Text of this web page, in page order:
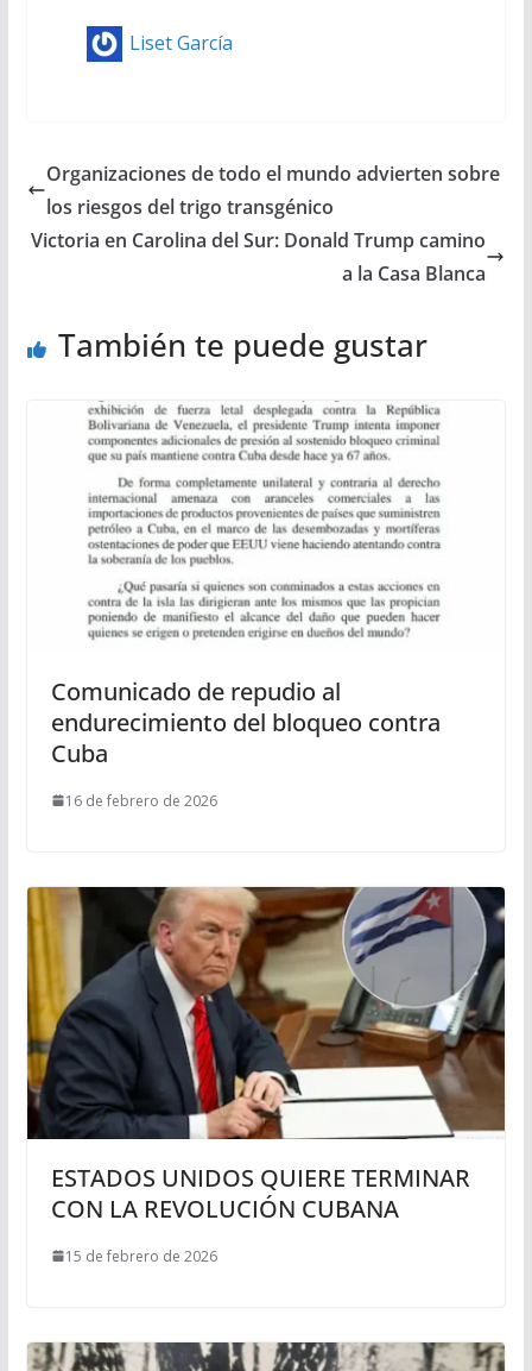
Liset García
Organizaciones de todo el mundo advierten sobre
los riesgos del trigo transgénico
Victoria en Carolina del Sur: Donald Trump camino
a la Casa Blanca
También te puede gustar
Comunicado de repudio al
endurecimiento del bloqueo contra
Cuba
16 de febrero de 2026
ESTADOS UNIDOS QUIERE TERMINAR
CON LA REVOLUCIÓN CUBANA
15 de febrero de 2026